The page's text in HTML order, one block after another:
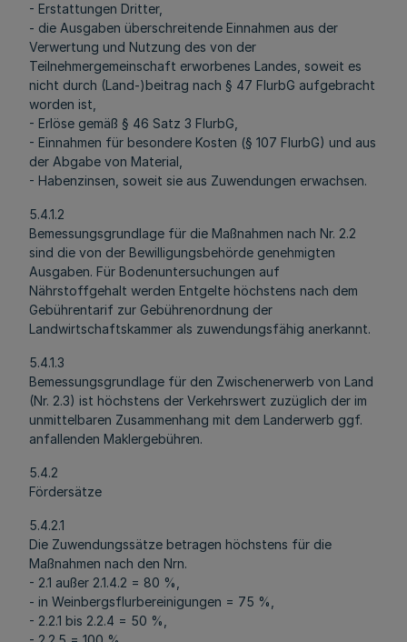
- Erstattungen Dritter,
- die Ausgaben überschreitende Einnahmen aus der
Verwertung und Nutzung des von der
Teilnehmergemeinschaft erworbenes Landes, soweit es
nicht durch (Land-)beitrag nach § 47 FlurbG aufgebracht
worden ist,
- Erlöse gemäß § 46 Satz 3 FlurbG,
- Einnahmen für besondere Kosten (§ 107 FlurbG) und aus
der Abgabe von Material,
- Habenzinsen, soweit sie aus Zuwendungen erwachsen.
5.4.1.2
Bemessungsgrundlage für die Maßnahmen nach Nr. 2.2
sind die von der Bewilligungsbehörde genehmigten
Ausgaben. Für Bodenuntersuchungen auf
Nährstoffgehalt werden Entgelte höchstens nach dem
Gebührentarif zur Gebührenordnung der
Landwirtschaftskammer als zuwendungsfähig anerkannt.
5.4.1.3
Bemessungsgrundlage für den Zwischenerwerb von Land
(Nr. 2.3) ist höchstens der Verkehrswert zuzüglich der im
unmittelbaren Zusammenhang mit dem Landerwerb ggf.
anfallenden Maklergebühren.
5.4.2
Fördersätze
5.4.2.1
Die Zuwendungssätze betragen höchstens für die
Maßnahmen nach den Nrn.
- 2.1 außer 2.1.4.2 = 80 %,
- in Weinbergsflurbereinigungen = 75 %,
- 2.2.1 bis 2.2.4 = 50 %,